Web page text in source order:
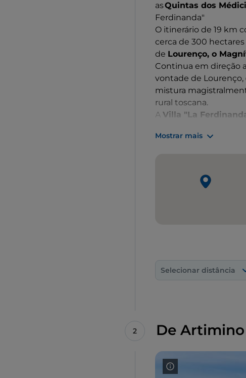
asQuintas dos Médici
Ferdinanda"
O itinerário de 19 km
cerca de 300
de Lourenço, o
Continua em direção
vontade de
mistura
rural toscana.
A Villa "La
encomenda do
Mostrar mais
Selecionar distância
De